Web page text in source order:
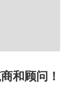
和顾问！